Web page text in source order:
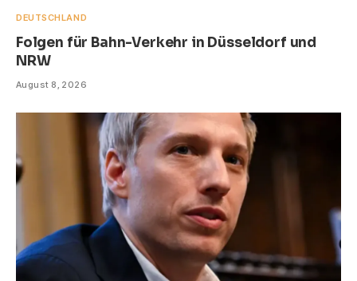
DEUTSCHLAND
Folgen für Bahn-Verkehr in Düsseldorf und
NRW
August 8, 2026